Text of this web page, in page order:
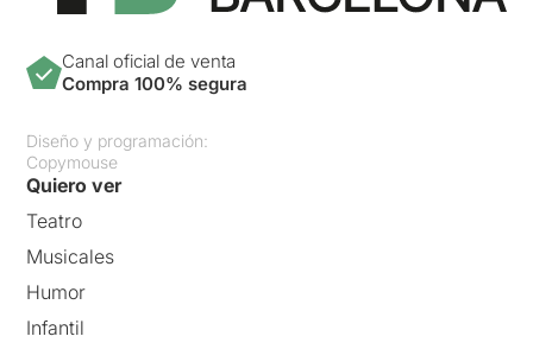
Canal oficial de venta
Compra 100% segura
Diseño y programación:
Copymouse
Quiero ver
Teatro
Musicales
Humor
Infantil